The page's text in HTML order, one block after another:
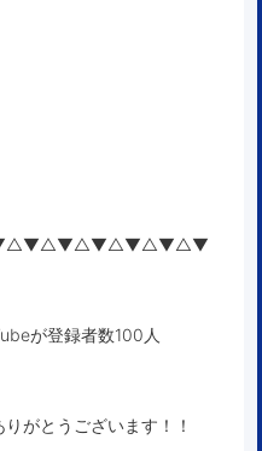
が登録者数100人
がとうございます！！